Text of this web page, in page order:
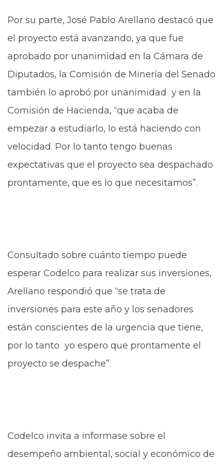
Por su parte, José Pablo Arellano destacó que
el proyecto está avanzando, ya que fue
aprobado por unanimidad en la Cámara de
Diputados, la Comisión de Minería del Senado
también lo aprobó por unanimidad y en la
Comisión de Hacienda, “que acaba de
empezar a estudiarlo, lo está haciendo con
velocidad. Por lo tanto tengo buenas
expectativas que el proyecto sea despachado
prontamente, que es lo que necesitamos”.
Consultado sobre cuánto tiempo puede
esperar Codelco para realizar sus inversiones,
Arellano respondió que “se trata de
inversiones para este año y los senadores
están conscientes de la urgencia que tiene,
por lo tanto yo espero que prontamente el
proyecto se despache”.
Codelco invita a informase sobre el
desempeño ambiental, social y económico de